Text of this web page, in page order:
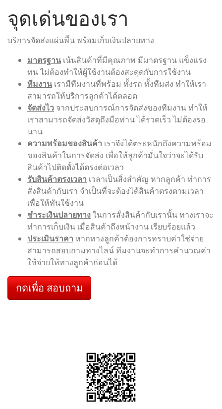
จุดเด่นของเรา
บริการจัดส่งแผ่นพื้น พร้อมเก็บเงินปลายทาง
มาตรฐาน เน้นสินค้าที่มีคุณภาพ มีมาตรฐาน แข็งแรง
ทน ไม่ต้องทำให้ผู้ใช้งานต้องสะดุดกับการใช้งาน
ทีมงาน เรามีทีมงานที่พร้อม ทั้งรถ ทั้งทีมส่ง ทำให้เรา
สามารถให้บริการลูกค้าได้ตลอด
จัดส่งไว จากประสบการณ์การจัดส่งของทีมงาน ทำให้
เราสามารถจัดส่งวัสดุถึงมือท่าน ได้รวดเร็ว ไม่ต้องรอ
นาน
ความพร้อมของสินค้า เราจึงได้ตระหนักถึงความพร้อม
ของสินค้าในการจัดส่ง เพื่อให้ลูกค้ามั่นใจว่าจะได้รับ
สินค้าไปติดตั้งได้ตรงต่อเวลา
รับสินค้าตรงเวลา เวลาเป็นสิ่งสำคัญ หากลูกค้า ทำการ
สั่งสินค้ากับเรา จำเป็นที่จะต้องได้สินค้าตรงตามเวลา
เพื่อให้ทันใช้งาน
ชำระเงินปลายทางในการสั่งสินค้ากับเรานั้น ทางเราจะ
ทำการเก็บเงิน เมื่อสินค้าถึงหน้างาน เรียบร้อยแล้ว
ประเมินราคา หากทางลูกค้าต้องการทราบค่าใช่จ่าย
สามารถสอบถามทางไลน์ ทีมงานจะทำการคำนวณค่า
ใช้จ่ายให้ทางลูกค้าก่อนได้
กดเพื่อ สอบถาม